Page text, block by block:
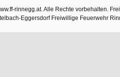
rinnegg.at. Alle Rechte vorbehalten.
Eggersdorf Freiwillige Feuerwehr